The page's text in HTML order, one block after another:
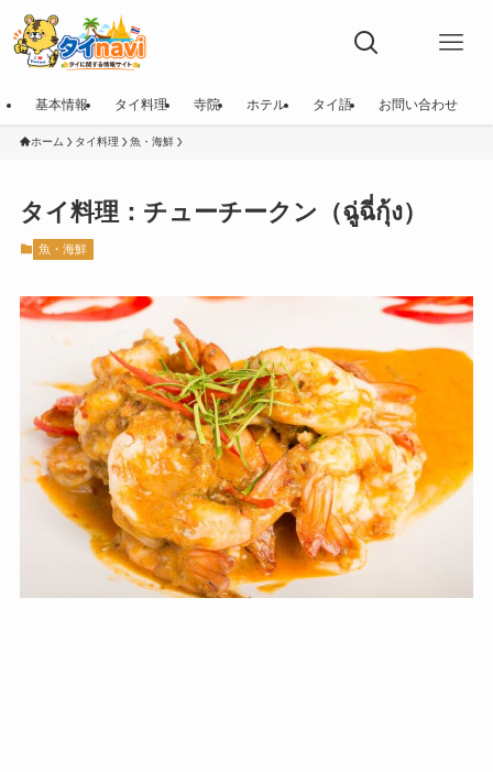
基本情報 タイ料理 寺院 ホテル タイ語 お問い合わせ
ホーム タイ料理 魚・海鮮
タイ料理：チューチークン（ฉู่ฉี่กุ้ง）
魚・海鮮